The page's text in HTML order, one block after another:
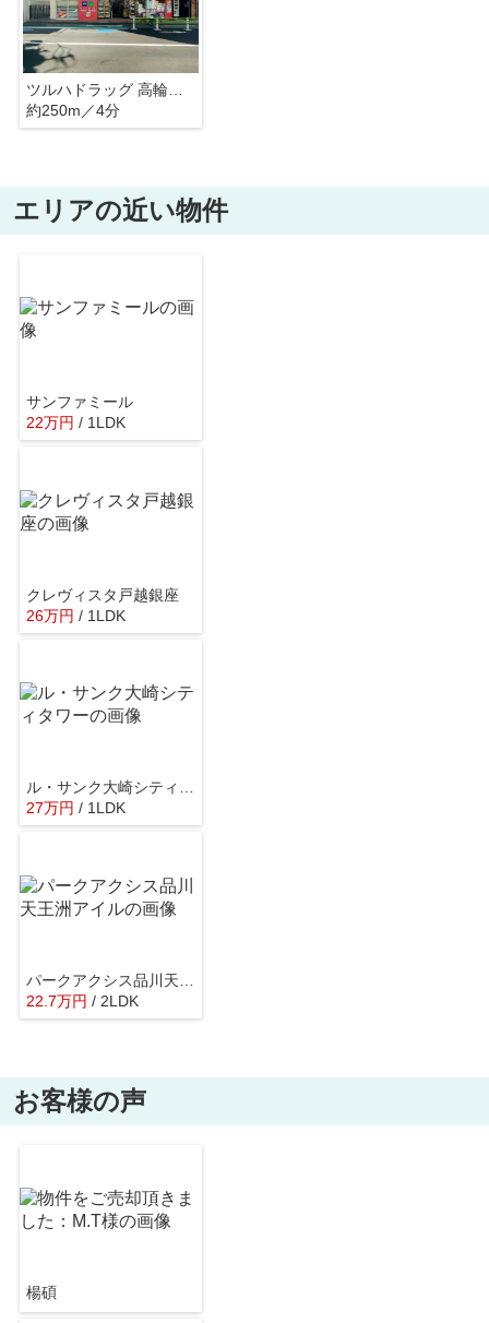
約250m／4分
エリアの近い物件
サンファミール
22万円 / 1LDK
クレヴィスタ戸越銀座
26万円 / 1LDK
ル・サンク大崎シティタワー
27万円 / 1LDK
22.7万円 / 2LDK
お客様の声
楊碩